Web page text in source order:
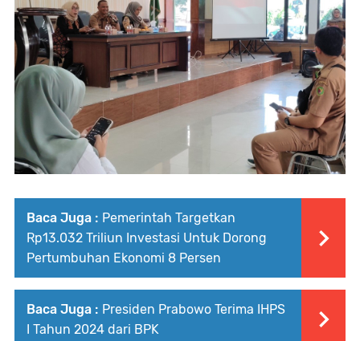
Baca Juga : Pemerintah Targetkan
Rp13.032 Triliun Investasi Untuk Dorong
Pertumbuhan Ekonomi 8 Persen
Baca Juga : Presiden Prabowo Terima IHPS
I Tahun 2024 dari BPK